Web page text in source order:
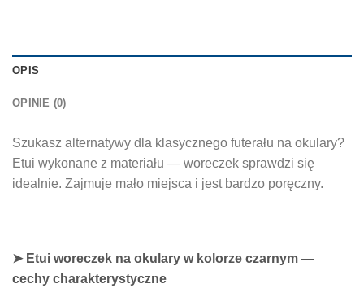
OPIS
OPINIE (0)
Szukasz alternatywy dla klasycznego futerału na okulary?
Etui wykonane z materiału — woreczek sprawdzi się
idealnie. Zajmuje mało miejsca i jest bardzo poręczny.
➤ Etui woreczek na okulary w kolorze czarnym —
cechy charakterystyczne